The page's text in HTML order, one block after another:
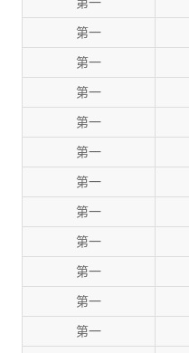
第一
第一
第一
第一
第一
第一
第一
第一
第一
第一
第一